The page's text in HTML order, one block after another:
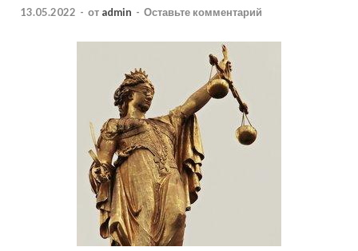
13.05.2022 - от admin - Оставьте комментарий